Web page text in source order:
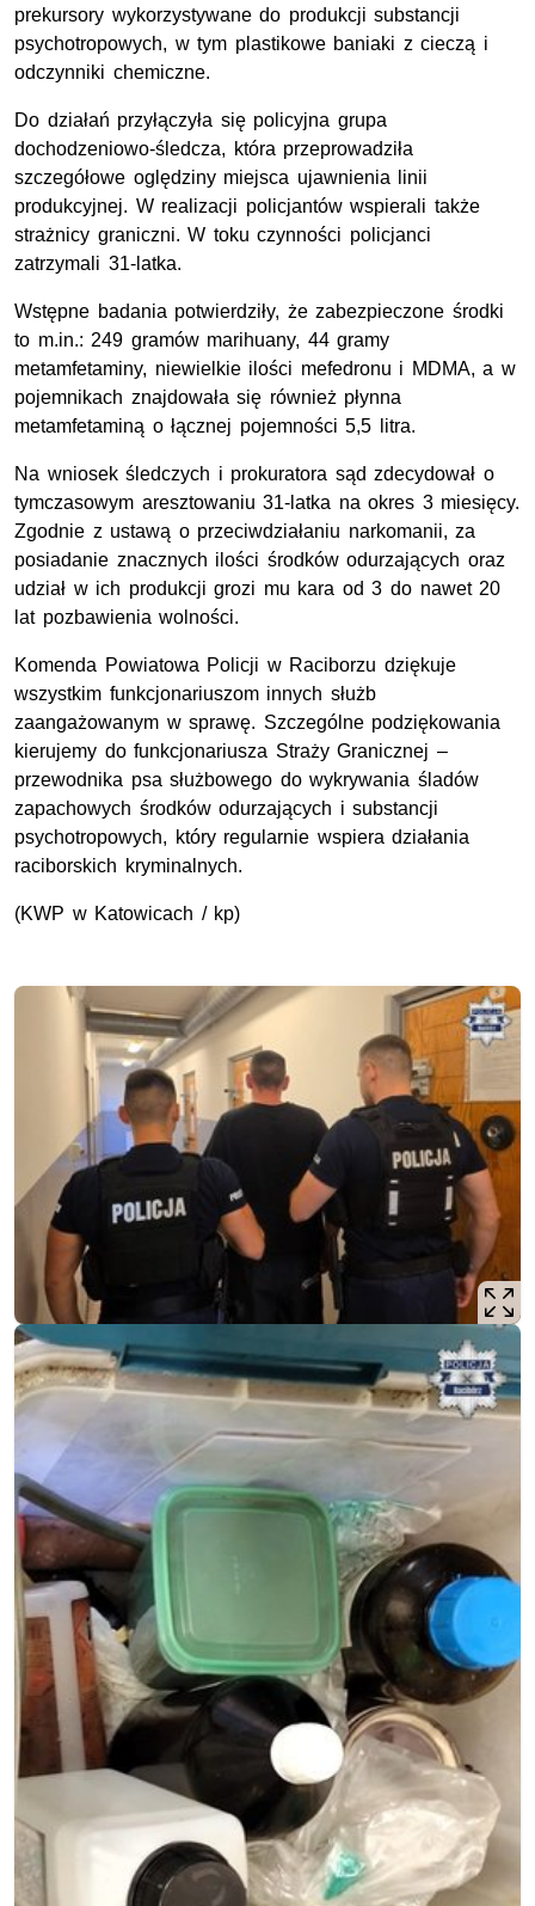
prekursory wykorzystywane do produkcji substancji
psychotropowych, w tym plastikowe baniaki z cieczą i
odczynniki chemiczne.
Do działań przyłączyła się policyjna grupa
dochodzeniowo-śledcza, która przeprowadziła
szczegółowe oględziny miejsca ujawnienia linii
produkcyjnej. W realizacji policjantów wspierali także
strażnicy graniczni. W toku czynności policjanci
zatrzymali 31-latka.
Wstępne badania potwierdziły, że zabezpieczone środki
to m.in.: 249 gramów marihuany, 44 gramy
metamfetaminy, niewielkie ilości mefedronu i MDMA, a w
pojemnikach znajdowała się również płynna
metamfetaminą o łącznej pojemności 5,5 litra.
Na wniosek śledczych i prokuratora sąd zdecydował o
tymczasowym aresztowaniu 31-latka na okres 3 miesięcy.
Zgodnie z ustawą o przeciwdziałaniu narkomanii, za
posiadanie znacznych ilości środków odurzających oraz
udział w ich produkcji grozi mu kara od 3 do nawet 20
lat pozbawienia wolności.
Komenda Powiatowa Policji w Raciborzu dziękuje
wszystkim funkcjonariuszom innych służb
zaangażowanym w sprawę. Szczególne podziękowania
kierujemy do funkcjonariusza Straży Granicznej –
przewodnika psa służbowego do wykrywania śladów
zapachowych środków odurzających i substancji
psychotropowych, który regularnie wspiera działania
raciborskich kryminalnych.
(KWP w Katowicach / kp)